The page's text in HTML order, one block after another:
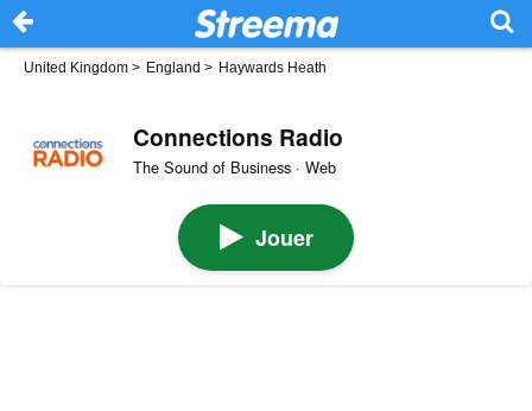
United Kingdom > England > Haywards Heath
Connections Radio
The Sound of Business · Web
Jouer